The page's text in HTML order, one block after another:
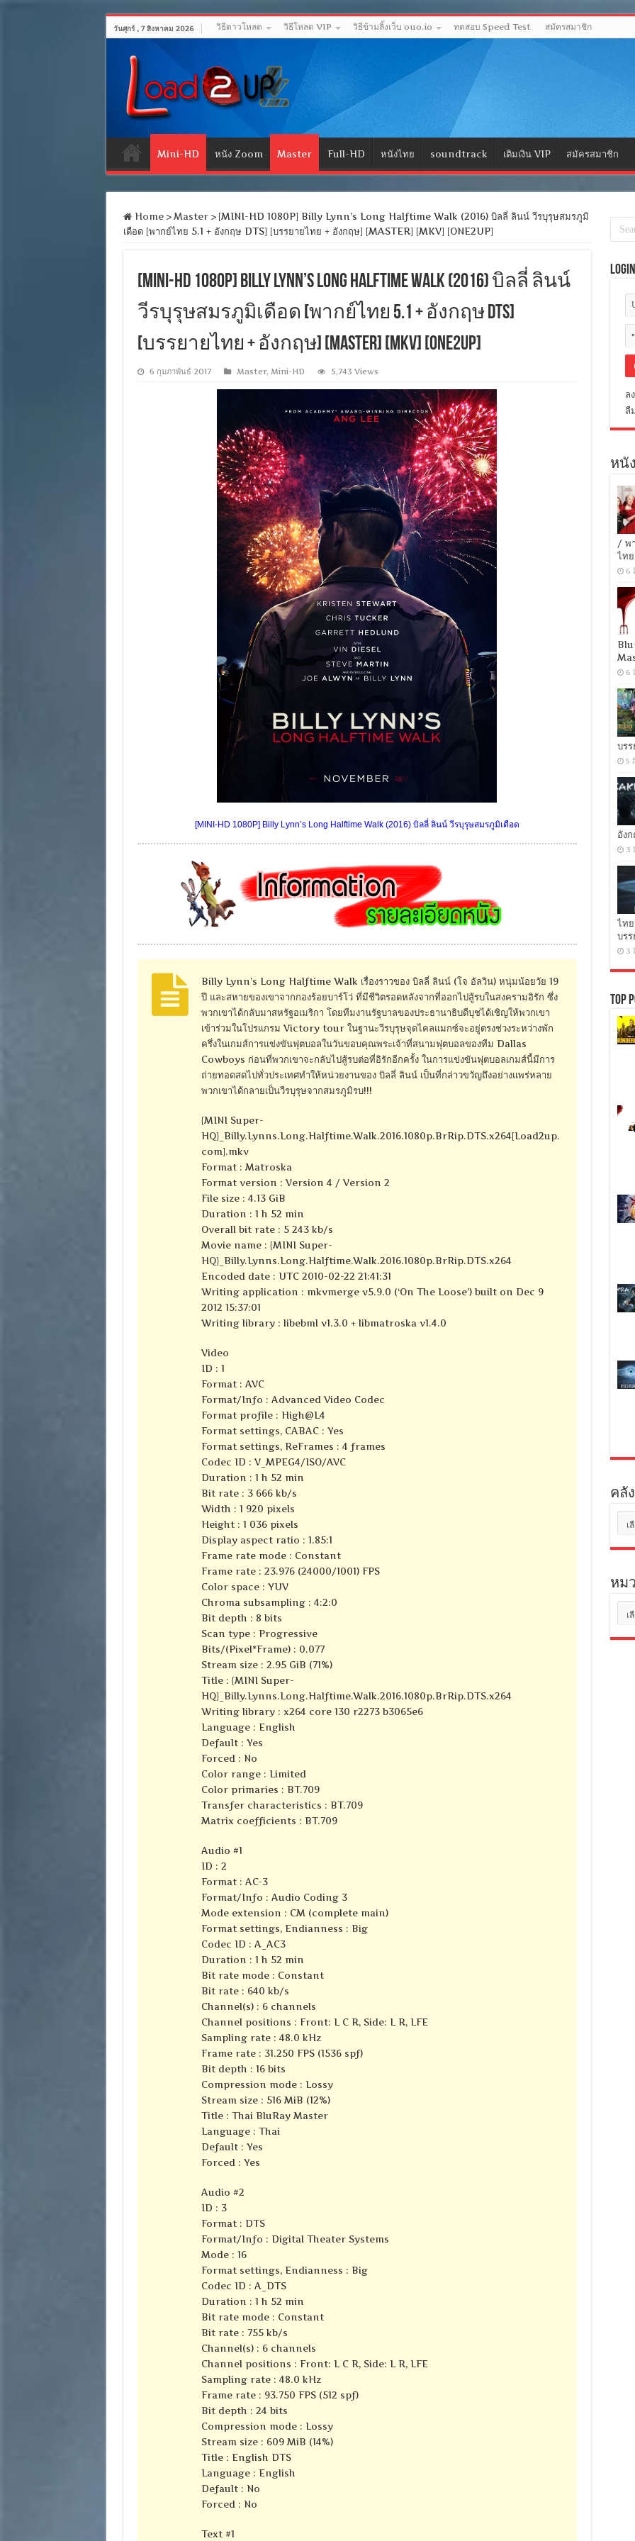
วันศุกร์ , 7 สิงหาคม 2026 วิธีดาวโหลด วิธีโหลด VIP วิธีข้ามลิ้งเว็บ ouo.io ทดสอบ Speed Test สมัครสมาชิก
Mini-HD หนัง Zoom Master Full-HD หนังไทย soundtrack เติมเงิน VIP สมัครสมาชิก
Home > Master > [MINI-HD 1080P] Billy Lynn’s Long Halftime Walk (2016) บิลลี่ ลินน์ วีรบุรุษสมรภูมิ
เดือด [พากย์ไทย 5.1 + อังกฤษ DTS] [บรรยายไทย + อังกฤษ] [MASTER] [MKV] [ONE2UP]
[MINI-HD 1080P] Billy Lynn’s Long Halftime Walk (2016) บิลลี่ ลินน์
วีรบุรุษสมรภูมิเดือด [พากย์ไทย 5.1 + อังกฤษ DTS]
[บรรยายไทย + อังกฤษ] [MASTER] [MKV] [ONE2UP]
6 กุมภาพันธ์ 2017 Master, Mini-HD 5,743 Views
[MINI-HD 1080P] Billy Lynn’s Long Halftime Walk (2016) บิลลี่ ลินน์ วีรบุรุษสมรภูมิเดือด
Billy Lynn’s Long Halftime Walk เรื่องราวของ บิลลี่ ลินน์ (โจ อัลวิน) หนุ่มน้อยวัย 19
ปี และสหายของเขาจากกองร้อยบาร์โว่ ที่มีชีวิตรอดหลังจากที่ออกไปสู้รบในสงครามอิรัก ซึ่ง
พวกเขาได้กลับมาสหรัฐอเมริกา โดยทีมงานรัฐบาลของประธานาธิบดีบุชได้เชิญให้พวกเขา
เข้าร่วมในโปรแกรม Victory tour ในฐานะวีรบุรุษจุดไคลแมกซ์จะอยู่ตรงช่วงระหว่างพัก
ครึ่งในเกมส์การแข่งขันฟุตบอลในวันขอบคุณพระเจ้าที่สนามฟุตบอลของทีม Dallas
Cowboys ก่อนที่พวกเขาจะกลับไปสู้รบต่อที่อิรักอีกครั้ง ในการแข่งขันฟุตบอลเกมส์นี้มีการ
ถ่ายทอดสดไปทั่วประเทศทำให้หน่วยงานของ บิลลี่ ลินน์ เป็นที่กล่าวขวัญถึงอย่างแพร่หลาย
พวกเขาได้กลายเป็นวีรบุรุษจากสมรภูมิรบ!!!
{MINI Super-
HQ}_Billy.Lynns.Long.Halftime.Walk.2016.1080p.BrRip.DTS.x264[Load2up.
com].mkv
Format : Matroska
Format version : Version 4 / Version 2
File size : 4.13 GiB
Duration : 1 h 52 min
Overall bit rate : 5 243 kb/s
Movie name : {MINI Super-
HQ}_Billy.Lynns.Long.Halftime.Walk.2016.1080p.BrRip.DTS.x264
Encoded date : UTC 2010-02-22 21:41:31
Writing application : mkvmerge v5.9.0 (‘On The Loose’) built on Dec 9
2012 15:37:01
Writing library : libebml v1.3.0 + libmatroska v1.4.0
Video
ID : 1
Format : AVC
Format/Info : Advanced Video Codec
Format profile : High@L4
Format settings, CABAC : Yes
Format settings, ReFrames : 4 frames
Codec ID : V_MPEG4/ISO/AVC
Duration : 1 h 52 min
Bit rate : 3 666 kb/s
Width : 1 920 pixels
Height : 1 036 pixels
Display aspect ratio : 1.85:1
Frame rate mode : Constant
Frame rate : 23.976 (24000/1001) FPS
Color space : YUV
Chroma subsampling : 4:2:0
Bit depth : 8 bits
Scan type : Progressive
Bits/(Pixel*Frame) : 0.077
Stream size : 2.95 GiB (71%)
Title : {MINI Super-
HQ}_Billy.Lynns.Long.Halftime.Walk.2016.1080p.BrRip.DTS.x264
Writing library : x264 core 130 r2273 b3065e6
Language : English
Default : Yes
Forced : No
Color range : Limited
Color primaries : BT.709
Transfer characteristics : BT.709
Matrix coefficients : BT.709
Audio #1
ID : 2
Format : AC-3
Format/Info : Audio Coding 3
Mode extension : CM (complete main)
Format settings, Endianness : Big
Codec ID : A_AC3
Duration : 1 h 52 min
Bit rate mode : Constant
Bit rate : 640 kb/s
Channel(s) : 6 channels
Channel positions : Front: L C R, Side: L R, LFE
Sampling rate : 48.0 kHz
Frame rate : 31.250 FPS (1536 spf)
Bit depth : 16 bits
Compression mode : Lossy
Stream size : 516 MiB (12%)
Title : Thai BluRay Master
Language : Thai
Default : Yes
Forced : Yes
Audio #2
ID : 3
Format : DTS
Format/Info : Digital Theater Systems
Mode : 16
Format settings, Endianness : Big
Codec ID : A_DTS
Duration : 1 h 52 min
Bit rate mode : Constant
Bit rate : 755 kb/s
Channel(s) : 6 channels
Channel positions : Front: L C R, Side: L R, LFE
Sampling rate : 48.0 kHz
Frame rate : 93.750 FPS (512 spf)
Bit depth : 24 bits
Compression mode : Lossy
Stream size : 609 MiB (14%)
Title : English DTS
Language : English
Default : No
Forced : No
Text #1
Login
ล
ลื
หนั
/ พ
ไท
6
6
บร
5
อัง
3
ไท
บร
3
Top
คลั
เก็บ
หม
หมู่